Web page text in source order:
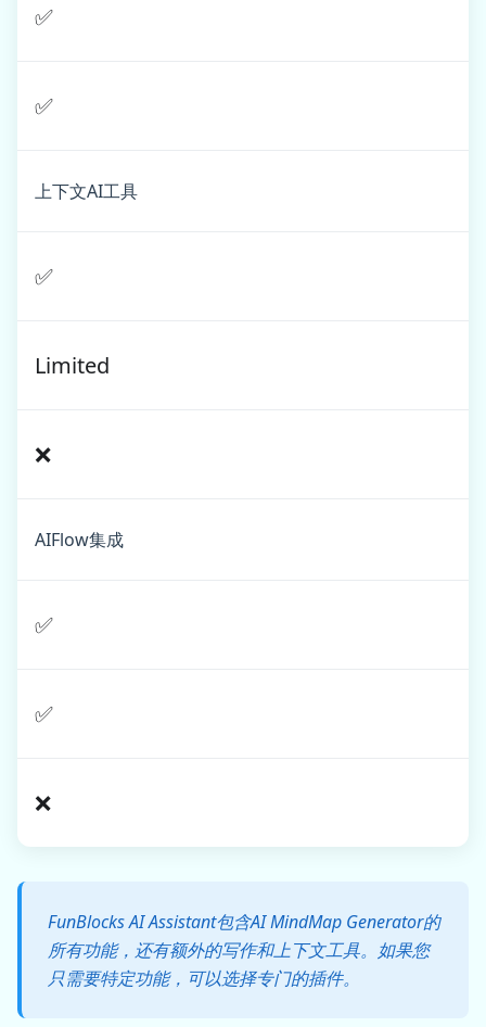
✅
✅
上下文AI工具
✅
Limited
❌
AIFlow集成
✅
✅
❌
FunBlocks AI Assistant包含AI MindMap Generator的
所有功能，还有额外的写作和上下文工具。如果您
只需要特定功能，可以选择专门的插件。